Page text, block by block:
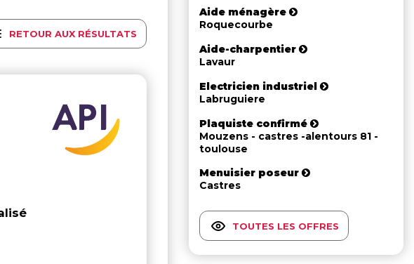
RETOUR AUX RÉSULTATS
Aide ménagère
Roquecourbe
Aide-charpentier
Lavaur
Electricien industriel
Labruguiere
Plaquiste confirmé
Mouzens - castres -alentours 81 -
toulouse
Menuisier poseur
Castres
TOUTES LES OFFRES